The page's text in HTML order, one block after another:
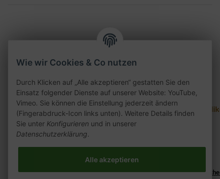
Skynet Dream Phunnel
volcan
7,00 €*
Skynet Dream Phunnel
rojo m
2 - 3 Werktage((%s - Ausland
Wie wir Cookies & Co nutzen
Durch Klicken auf „Alle akzeptieren“ gestatten Sie den
Einsatz folgender Dienste auf unserer Website: YouTube,
Vimeo. Sie können die Einstellung jederzeit ändern
(Fingerabdruck-Icon links unten). Weitere Details finden
Sie unter Konfigurieren und in unserer
Datenschutzerklärung.
Alle akzeptieren